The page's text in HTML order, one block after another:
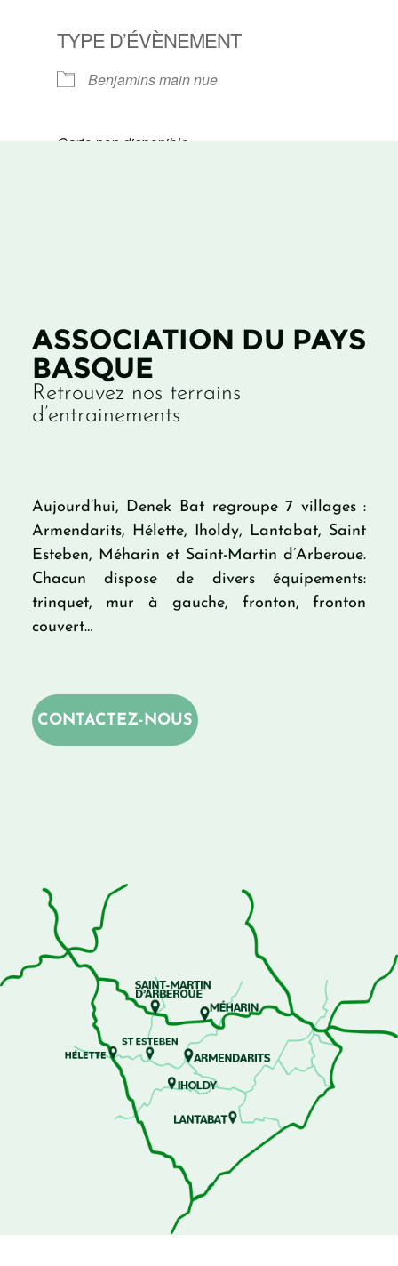
TYPE D’ÉVÈNEMENT
Benjamins main nue
Carte non disponible
ASSOCIATION DU PAYS
BASQUE
Retrouvez nos terrains
d’entrainements
Aujourd’hui, Denek Bat regroupe 7 villages :
Armendarits, Hélette, Iholdy, Lantabat, Saint
Esteben, Méharin et Saint-Martin d’Arberoue.
Chacun dispose de divers équipements:
trinquet, mur à gauche, fronton, fronton
couvert…
CONTACTEZ-NOUS